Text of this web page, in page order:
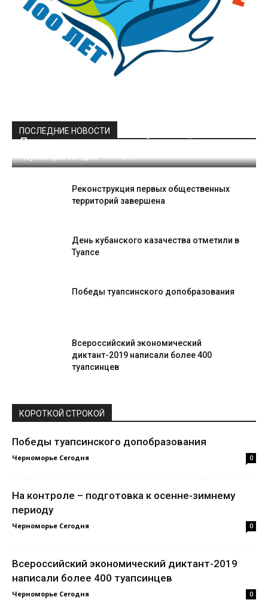
ПОСЛЕДНИЕ НОВОСТИ
Праздник для призывной молодёжи
Черноморье Сегодня - 0
Реконструкция первых общественных
территорий завершена
День кубанского казачества отметили в
Туапсе
Победы туапсинского допобразования
Всероссийский экономический
диктант-2019 написали более 400
туапсинцев
КОРОТКОЙ СТРОКОЙ
Победы туапсинского допобразования
Черноморье Сегодня - 0
На контроле – подготовка к осенне-зимнему
периоду
Черноморье Сегодня - 0
Всероссийский экономический диктант-2019
написали более 400 туапсинцев
Черноморье Сегодня - 0